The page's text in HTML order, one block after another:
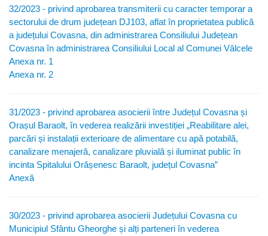
32/2023 - privind aprobarea transmiterii cu caracter temporar a
sectorului de drum județean DJ103, aflat în proprietatea publică
a județului Covasna, din administrarea Consiliului Județean
Covasna în administrarea Consiliului Local al Comunei Vâlcele
Anexa nr. 1
Anexa nr. 2
31/2023 - privind aprobarea asocierii între Județul Covasna și
Orașul Baraolt, în vederea realizării investiției „Reabilitare alei,
parcări și instalații exterioare de alimentare cu apă potabilă,
canalizare menajeră, canalizare pluvială și iluminat public în
incinta Spitalului Orășenesc Baraolt, județul Covasna”
Anexă
30/2023 - privind aprobarea asocierii Județului Covasna cu
Municipiul Sfântu Gheorghe și alți parteneri în vederea